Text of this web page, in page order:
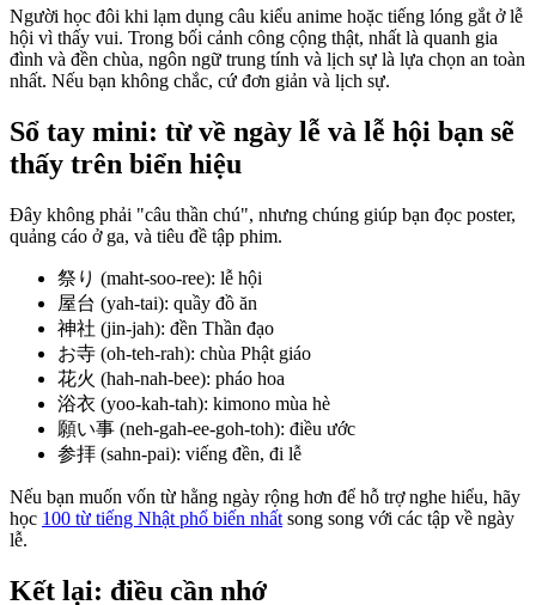
Người học đôi khi lạm dụng câu kiểu anime hoặc tiếng lóng gắt ở lễ
hội vì thấy vui. Trong bối cảnh công cộng thật, nhất là quanh gia
đình và đền chùa, ngôn ngữ trung tính và lịch sự là lựa chọn an toàn
nhất. Nếu bạn không chắc, cứ đơn giản và lịch sự.
Sổ tay mini: từ về ngày lễ và lễ hội bạn sẽ
thấy trên biển hiệu
Đây không phải "câu thần chú", nhưng chúng giúp bạn đọc poster,
quảng cáo ở ga, và tiêu đề tập phim.
祭り (maht-soo-ree): lễ hội
屋台 (yah-tai): quầy đồ ăn
神社 (jin-jah): đền Thần đạo
お寺 (oh-teh-rah): chùa Phật giáo
花火 (hah-nah-bee): pháo hoa
浴衣 (yoo-kah-tah): kimono mùa hè
願い事 (neh-gah-ee-goh-toh): điều ước
参拝 (sahn-pai): viếng đền, đi lễ
Nếu bạn muốn vốn từ hằng ngày rộng hơn để hỗ trợ nghe hiểu, hãy
học 100 từ tiếng Nhật phổ biến nhất song song với các tập về ngày
lễ.
Kết lại: điều cần nhớ